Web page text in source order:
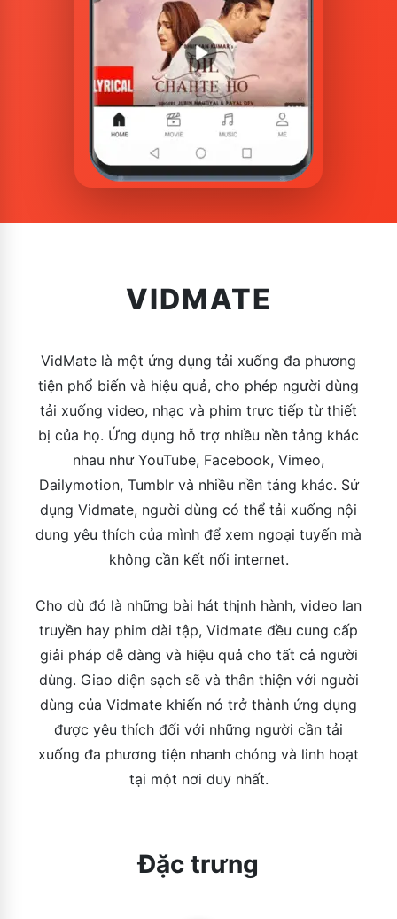
VIDMATE
VidMate là một ứng dụng tải xuống đa phương
tiện phổ biến và hiệu quả, cho phép người dùng
tải xuống video, nhạc và phim trực tiếp từ thiết
bị của họ. Ứng dụng hỗ trợ nhiều nền tảng khác
nhau như YouTube, Facebook, Vimeo,
Dailymotion, Tumblr và nhiều nền tảng khác. Sử
dụng Vidmate, người dùng có thể tải xuống nội
dung yêu thích của mình để xem ngoại tuyến mà
không cần kết nối internet.
Cho dù đó là những bài hát thịnh hành, video lan
truyền hay phim dài tập, Vidmate đều cung cấp
giải pháp dễ dàng và hiệu quả cho tất cả người
dùng. Giao diện sạch sẽ và thân thiện với người
dùng của Vidmate khiến nó trở thành ứng dụng
được yêu thích đối với những người cần tải
xuống đa phương tiện nhanh chóng và linh hoạt
tại một nơi duy nhất.
Đặc trưng